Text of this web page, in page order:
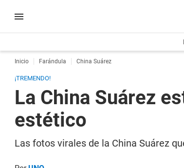
Inicio Farándula China Suárez
¡TREMENDO!
La China Suárez
estético
Las fotos virales de la China Suárez